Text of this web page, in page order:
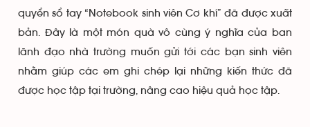
quyển sổ tay “Notebook sinh viên Cơ khí” đã được xuất
bản. Đây là một món quà vô cùng ý nghĩa của ban
lãnh đạo nhà trường muốn gửi tới các bạn sinh viên
nhằm giúp các em ghi chép lại những kiến thức đã
được học tập tại trường, nâng cao hiệu quả học tập.